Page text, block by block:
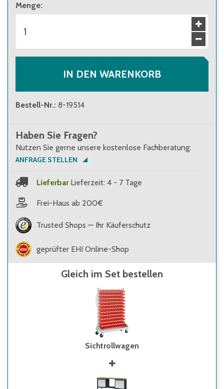
Menge:
IN DEN WARENKORB
Bestell-Nr.: 8-19514
Haben Sie Fragen?
Nutzen Sie gerne unsere kostenlose Fachberatung:
ANFRAGE STELLEN
Lieferbar Lieferzeit: 4 - 7 Tage
Frei-Haus ab 200€
Trusted Shops — Ihr Käuferschutz
geprüfter EHI Online-Shop
Gleich im Set bestellen
Sichtrollwagen